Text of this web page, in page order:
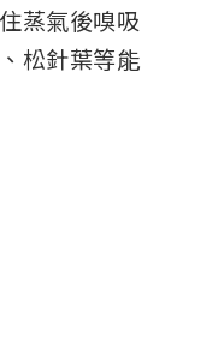
蒸氣後嗅吸
松針葉等能